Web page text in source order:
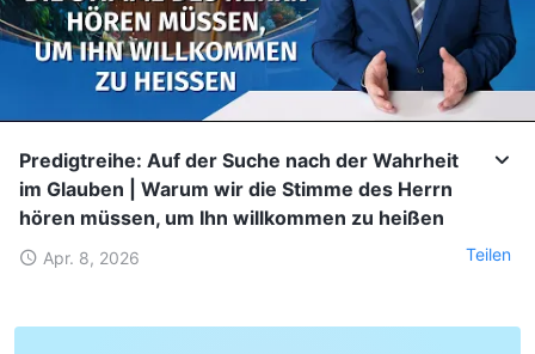
Predigtreihe: Auf der Suche nach der Wahrheit
im Glauben | Warum wir die Stimme des Herrn
hören müssen, um Ihn willkommen zu heißen
Apr. 8, 2026 Teilen